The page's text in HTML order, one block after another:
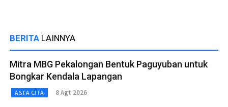
BERITA LAINNYA
Mitra MBG Pekalongan Bentuk Paguyuban untuk
Bongkar Kendala Lapangan
ASTA CITA 8 Agt 2026